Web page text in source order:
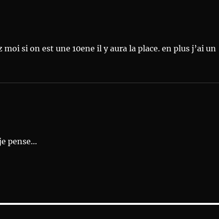
si on est une 10ene il y aura la place. en plus j’ai un
pense…